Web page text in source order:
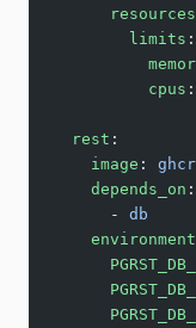
      resources
        limits
:
          cpus
:
  rest
:
    image
:
    depends_on
:
      -
db
    environment